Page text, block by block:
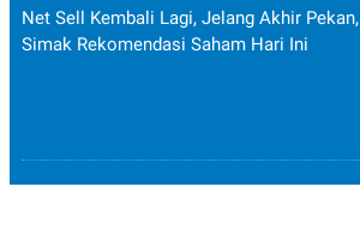
Net Sell Kembali Lagi, Jelang Akhir Pekan,
Simak Rekomendasi Saham Hari Ini